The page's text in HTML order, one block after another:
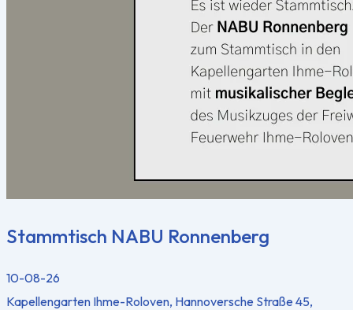
Stammtisch NABU Ronnenberg
10-08-26
Kapellengarten Ihme-Roloven, Hannoversche Straße 45,